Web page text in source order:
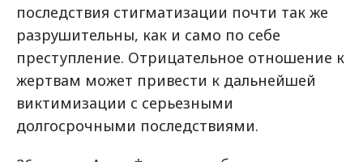
последствия стигматизации почти так же
разрушительны, как и само по себе
преступление. Отрицательное отношение к
жертвам может привести к дальнейшей
виктимизации с серьезными
долгосрочными последствиями.